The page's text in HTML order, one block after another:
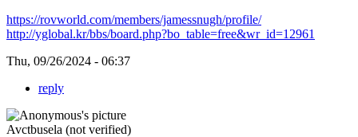
https://rovworld.com/members/jamessnugh/profile/
http://yglobal.kr/bbs/board.php?bo_table=free&wr_id=12961
Thu, 09/26/2024 - 06:37
reply
Avctbusela (not verified)